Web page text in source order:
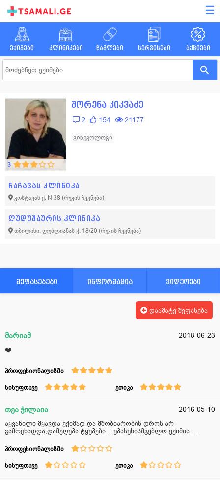
☰
ექიმები კლინიკები წამლები სერვისები აქციები
3
შორენა კიკვაძე
2 154 21177
გინეკოლოგი
ჩაჩავას კლინიკა
კოსტავას ქ. N 38 (რუკის ჩვენება)
ღუდუშაურის კლინიკა
თბილისი, ლუბლიანას ქ. 18/20 (რუკის ჩვენება)
შეფასებები ინფორმაცია ვიდეოები
დაამატე შეფასება
მარიამ
2018-06-23
❤️
პროფესიონალიზმი
სისუფთავე ეთიკა
თეა ჭილაია
2016-05-10
აყვანილი მყავდა ექიმად და მშობიარობის დროს არ
გამოცხადდა,დამეღუპა ტყუპები....უპასუხისმგებლო ექიმია....
პროფესიონალიზმი
სისუფთავე ეთიკა